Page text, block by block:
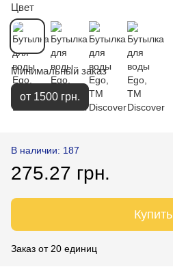
Цвет
Минимальный заказ
от 1500 грн.
В наличии: 187
275.27 грн.
Купить
Заказ от 20 единиц